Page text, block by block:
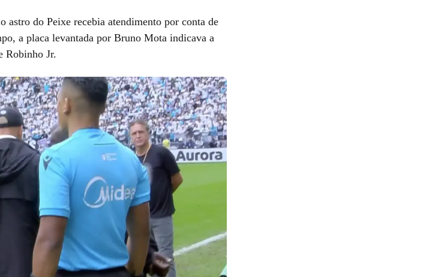
astro do Peixe recebia atendimento por conta de
a placa levantada por Bruno Mota indicava a
Robinho Jr.